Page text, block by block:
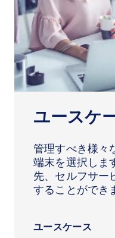
ユースケ
管理すべき様々
端末を選択しま
先、セルフサー
することができ
ユースケース